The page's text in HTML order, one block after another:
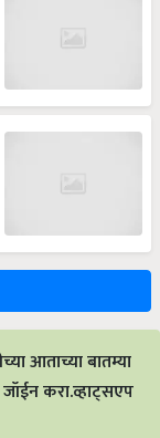
आताच्या बातम्या
करा.व्हाट्सएप